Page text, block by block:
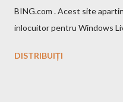
BING.com . Acest site
inlocuitor pentru Windows
Bing da si un mic exemplu
DISTRIBUIȚI